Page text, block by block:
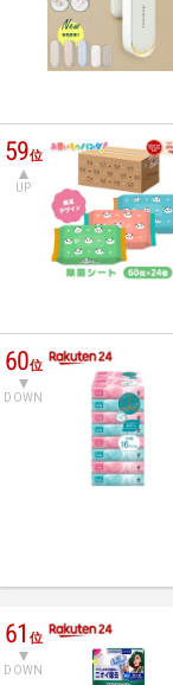
59位
UP
60位
DOWN
61位
DOWN